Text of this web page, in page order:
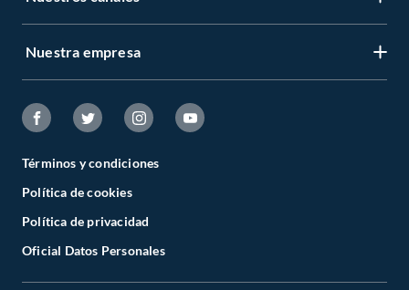
Nuestra empresa
Términos y condiciones
Política de cookies
Política de privacidad
Oficial Datos Personales